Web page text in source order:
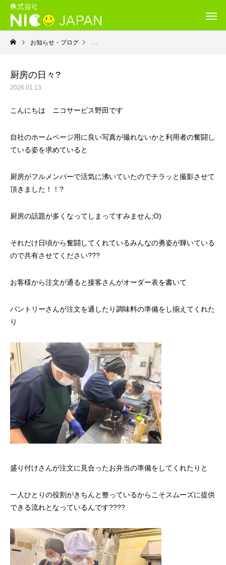
お知らせ・ブログ 就労継続支援B型・ニコサービス
厨房の日々?
2026.01.13
こんにちは ニコサービス野田です
自社のホームページ用に良い写真が撮れないかと利用者の奮闘し
ている姿を求めていると
厨房がフルメンバーで活気に沸いていたのでチラッと撮影させて
頂きました！！?
厨房の話題が多くなってしまってすみません;O)
それだけ日頃から奮闘してくれているみんなの勇姿が輝いている
ので共有させてください???
お客様から注文が通ると接客さんがオーダー表を書いて
パントリーさんが注文を通したり調味料の準備をし揃えてくれた
り
盛り付けさんが注文に見合ったお弁当の準備をしてくれたりと
一人ひとりの役割がきちんと整っているからこそスムーズに提供
できる流れとなっているんです???‍?